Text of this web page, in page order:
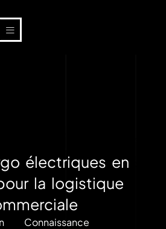
électriques en
la logistique
Connaissance